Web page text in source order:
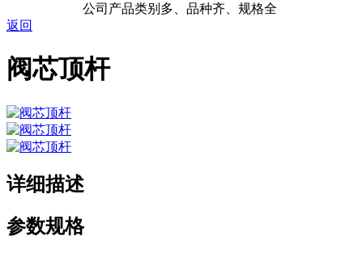
公司产品类别多、品种齐、规格全
返回
阀芯顶杆
详细描述
参数规格